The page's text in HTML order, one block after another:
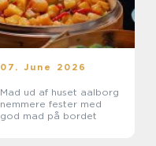
07. June 2026
Mad ud af huset aalborg
nemmere fester med
god mad på bordet